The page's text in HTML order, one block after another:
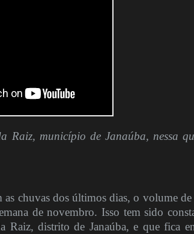
Raiz, município de Janaúba, nessa
chuvas dos últimos dias, o volume de
de novembro. Isso tem sido
Raiz, distrito de Janaúba, e que fica